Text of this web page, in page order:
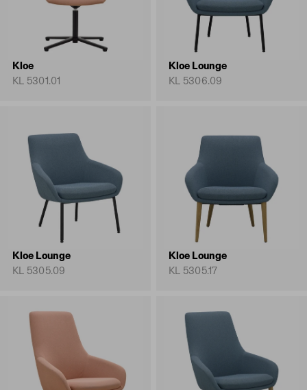
Kloe
KL 5301.01
Kloe Lounge
KL 5306.09
Kloe Lounge
KL 5305.09
Kloe Lounge
KL 5305.17